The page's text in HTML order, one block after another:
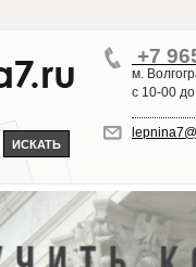
+7
м.
с 10-00